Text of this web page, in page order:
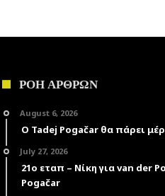
ΡΟΗ ΑΡΘΡΩΝ
August 6, 2026
Ο Tadej Pogačar θα πάρει
July 27, 2026
21ο εταπ – Νίκη για van der
Pogačar